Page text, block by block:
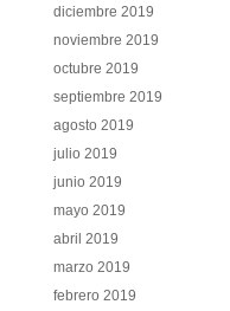
diciembre 2019
noviembre 2019
octubre 2019
septiembre 2019
agosto 2019
julio 2019
junio 2019
mayo 2019
abril 2019
marzo 2019
febrero 2019